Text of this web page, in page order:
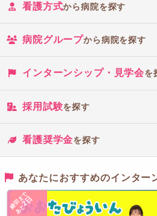
看護方式から病院を探す
病院グループから病院を探す
インターンシップ・見学会を
採用試験を探す
看護奨学金を探す
あなたにおすすめのインター
締切まで
あと
2日